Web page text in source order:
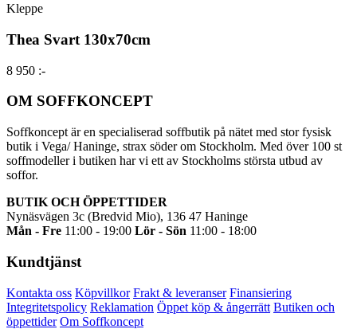
Kleppe
Thea Svart 130x70cm
8 950 :-
OM SOFFKONCEPT
Soffkoncept är en specialiserad soffbutik på nätet med stor fysisk
butik i Vega/ Haninge, strax söder om Stockholm. Med över 100 st
soffmodeller i butiken har vi ett av Stockholms största utbud av
soffor.
BUTIK OCH ÖPPETTIDER
Nynäsvägen 3c (Bredvid Mio), 136 47 Haninge
Mån - Fre 11:00 - 19:00 Lör - Sön 11:00 - 18:00
Kundtjänst
Kontakta oss Köpvillkor Frakt & leveranser Finansiering
Integritetspolicy Reklamation Öppet köp & ångerrätt Butiken och
öppettider Om Soffkoncept